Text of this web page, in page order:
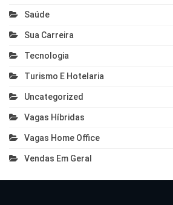
Saúde
Sua Carreira
Tecnologia
Turismo E Hotelaria
Uncategorized
Vagas Híbridas
Vagas Home Office
Vendas Em Geral